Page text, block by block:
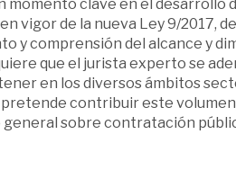
clave en el desarrollo
vigor de la nueva Ley 9/2017,
y comprensión del alcance y
que el jurista experto se
en los diversos ámbitos
contribuir este
sobre contratación